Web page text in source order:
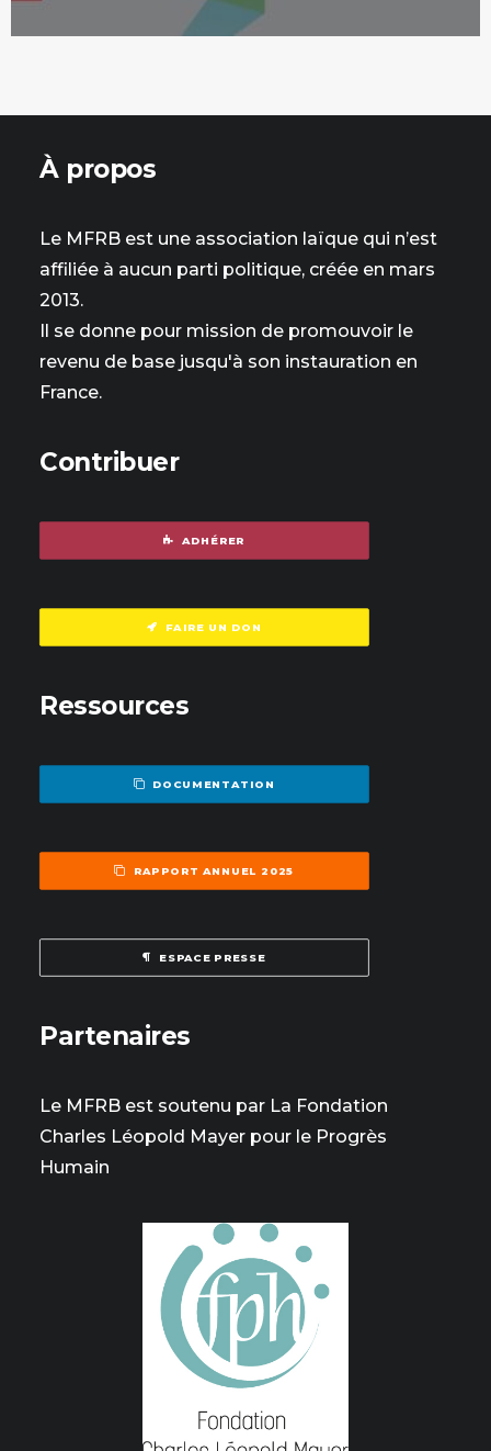
À propos
Le MFRB est une association laïque qui n’est
affiliée à aucun parti politique, créée en mars
2013.
Il se donne pour mission de promouvoir le
revenu de base jusqu'à son instauration en
France.
Contribuer
ADHÉRER
FAIRE UN DON
Ressources
DOCUMENTATION
RAPPORT ANNUEL 2025
ESPACE PRESSE
Partenaires
Le MFRB est soutenu par La Fondation
Charles Léopold Mayer pour le Progrès
Humain